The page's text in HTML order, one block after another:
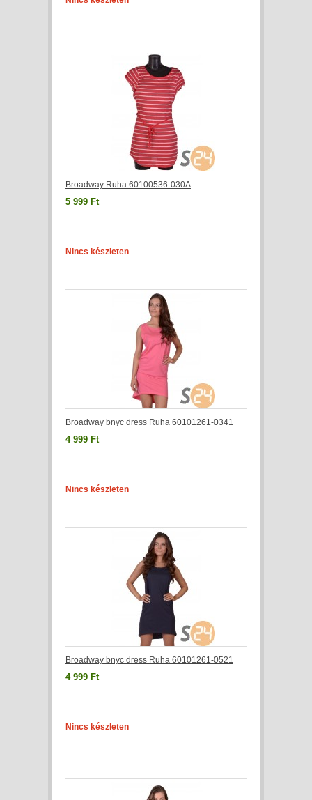
Broadway Ruha 60100536-030A
5 999 Ft
Nincs készleten
Broadway bnyc dress Ruha 60101261-0341
4 999 Ft
Nincs készleten
Broadway bnyc dress Ruha 60101261-0521
4 999 Ft
Nincs készleten